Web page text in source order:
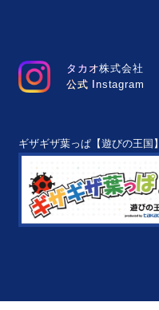
タカオ株式会社
公式 Instagram
ギザギザ葉っぱ【遊びの王国】